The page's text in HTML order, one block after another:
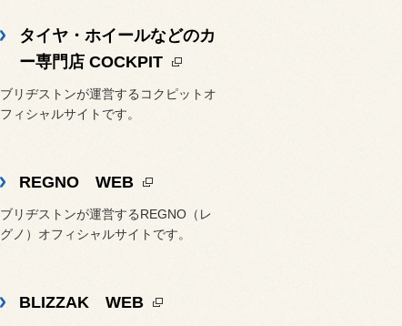
タイヤ・ホイールなどのカ
ー専門店 COCKPIT
ブリヂストンが運営するコクピットオ
フィシャルサイトです。
REGNO WEB
ブリヂストンが運営するREGNO（レ
グノ）オフィシャルサイトです。
BLIZZAK WEB